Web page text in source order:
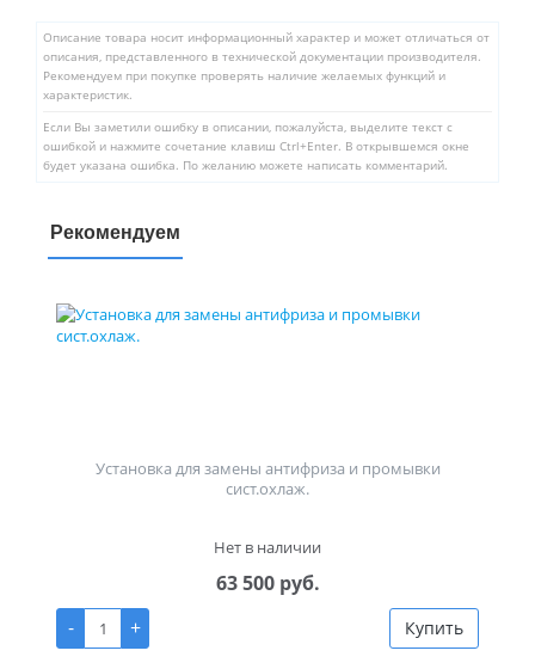
Описание товара носит информационный характер и может отличаться от
описания, представленного в технической документации производителя.
Рекомендуем при покупке проверять наличие желаемых функций и
характеристик.
Если Вы заметили ошибку в описании, пожалуйста, выделите текст с
ошибкой и нажмите сочетание клавиш Ctrl+Enter. В открывшемся окне
будет указана ошибка. По желанию можете написать комментарий.
Рекомендуем
Установка для замены антифриза и промывки
сист.охлаж.
Нет в наличии
63 500 руб.
-
+ Купить